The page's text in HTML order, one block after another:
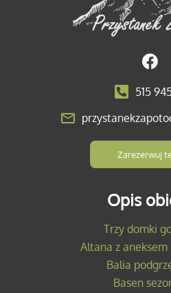
515
Zarezerwuj
Opis
Trzy domki
Altana z
Balia
Basen